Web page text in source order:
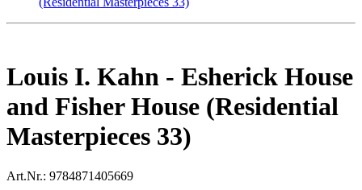
Louis I. Kahn - Esherick House
and Fisher House (Residential
Masterpieces 33)
Art.Nr.: 9784871405669